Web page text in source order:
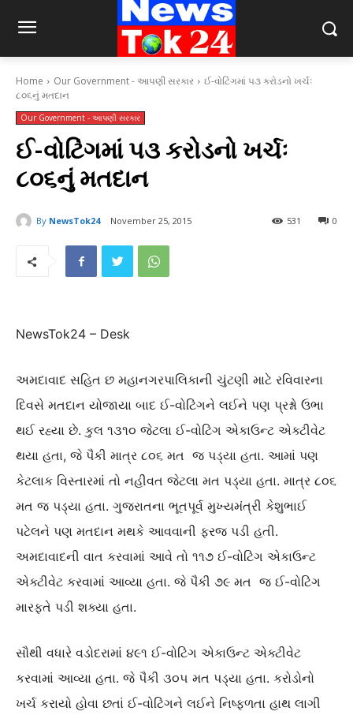
Home Our Government - આપણી સરકાર
ઈ-વોટિંગમાં ૫૩ કરોડનો ખર્ચઃ
૮૦૬નું મતદાન
Our Government - આપણી સરકાર
ઈ-વોટિંગમાં ૫૩ કરોડનો ખર્ચઃ
૮૦૬નું મતદાન
By NewsTok24 November 25, 2015 0
531
NewsTok24 – Desk
અમદાવાદ સહિત છ મહાનગરપાલિકાની ચુંટણી માટે રવિવારના
દિવસે મતદાન યોજાયા બાદ ઈ-વોટિંગને લઈને પણ પ્રશ્નો ઉભા
થઈ રહ્યા છે. કુલ ૧૩૧૦ જેટલા ઈ-વોટિંગ એકાઉન્ટ એક્ટીવેટ
થયા હતા, જે પૈકી માત્ર ૮૦૬ મત જ પડ્યા હતા. આમાં પણ
કેટલાક વિસ્તારમાં તો નહીવત જેટલા મત પડ્યા હતા. માત્ર ૮૦૬
મત જ પડ્યા હતા. ગુજરાતના ભૂતપૂર્વ મુખ્યમંત્રી કેશુભાઈ
પટેલને પણ મતદાન મથકે આવવાની ફરજ પડી હતી.
અમદાવાદની વાત કરવામાં આવે તો ૧૧૭ ઈ-વોટિંગ એકાઉન્ટ
એક્ટીવેટ કરવામાં આવ્યા હતા. જે પૈકી ૭૯ મત જ ઈ-વોટિંગ
મારફતે પડી શક્યા હતા.
સૌથી વધારે વડોદરામાં ૪૯૧ ઈ-વોટિંગ એકાઉન્ટ એક્ટીવેટ
કરવામાં આવ્યા હતા. જે પૈકી ૩૦૫ મત પડ્યા હતા. કરોડોનો
ખર્ચ કરાયો હોવા છતાં ઈ-વોટિંગને લઈને નિષ્ફળતા હાથ લાગી